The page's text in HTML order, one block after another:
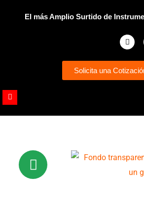
El más Amplio Surtido de
Solicita una
Youtube